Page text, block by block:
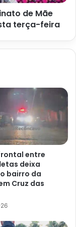
de Mãe
terça-feira
entre
deixa
bairro da
Cruz das